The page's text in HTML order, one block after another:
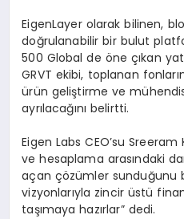
EigenLayer olarak bilinen,
doğrulanabilir bir bulut
500 Global de öne çıkan
GRVT ekibi, toplanan
ürün geliştirme ve
ayrılacağını belirtti.
Eigen Labs CEO’su
ve hesaplama arasındaki
açan çözümler sunduğunu
vizyonlarıyla zincir üstü
taşımaya hazırlar” dedi.